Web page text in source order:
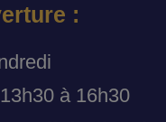
:
à 16h30